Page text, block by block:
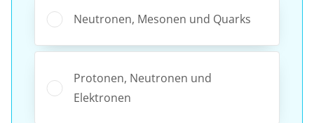
Neutronen, Mesonen und Quarks
Protonen, Neutronen und
Elektronen